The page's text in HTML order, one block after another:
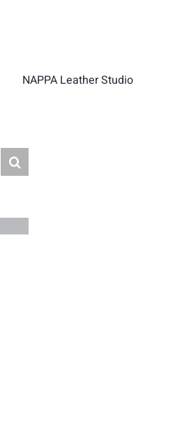
NAPPA Leather Studio